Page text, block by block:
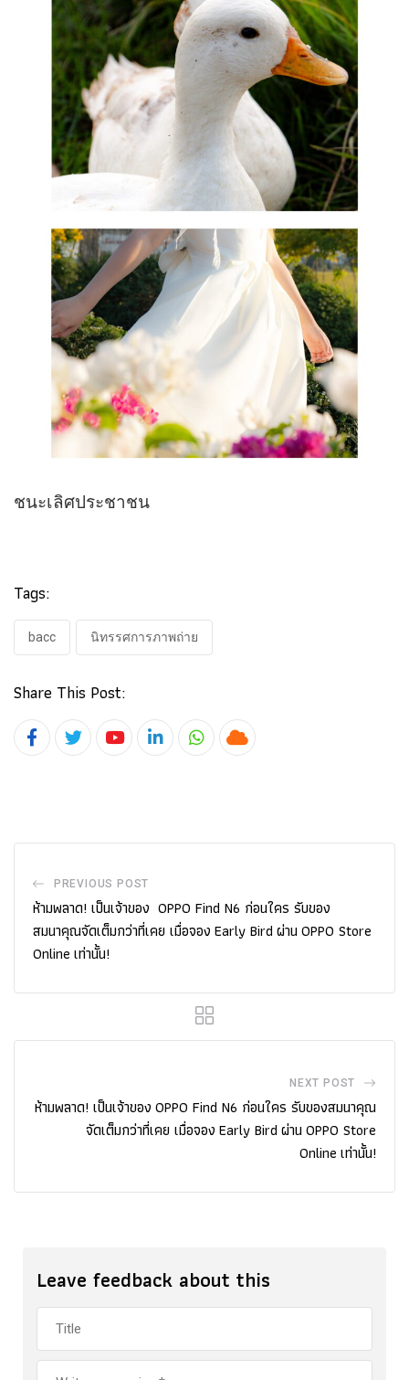
ชนะเลิศประชาชน
Tags:
bacc นิทรรศการภาพถ่าย
Share This Post:
YoutubeLinkedInWhatsapp
Cloud
PREVIOUS POST
ห้ามพลาด! เป็นเจ้าของ OPPO Find N6 ก่อนใคร รับของ
สมนาคุณจัดเต็มกว่าที่เคย เมื่อจอง Early Bird ผ่าน OPPO Store
Online เท่านั้น!
NEXT POST
ห้ามพลาด! เป็นเจ้าของ OPPO Find N6 ก่อนใคร รับของสมนาคุณ
จัดเต็มกว่าที่เคย เมื่อจอง Early Bird ผ่าน OPPO Store
Online เท่านั้น!
Leave feedback about this